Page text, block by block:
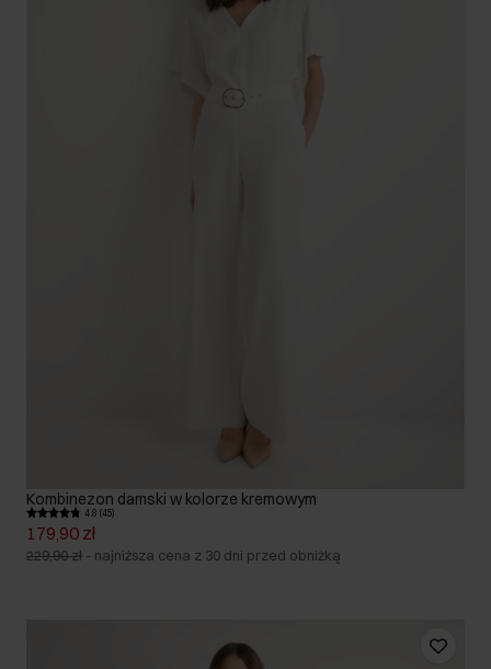
Kombinezon damski w kolorze kremowym
4.8 (45)
179,90 zł
229,90 zł - najniższa cena z 30 dni przed obniżką